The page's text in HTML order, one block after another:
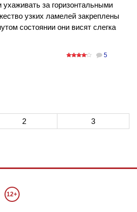
ухаживать за горизонтальными
узких ламелей закреплены
состоянии они висят слегка
5
2 3
12+